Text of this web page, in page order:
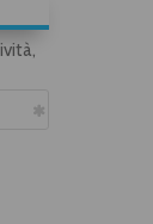
dipinto